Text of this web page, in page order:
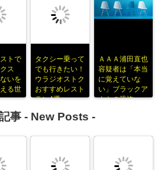
トで
ス
いを
る世
タクシー乗って
でも行きたい！
ウラジオストク
おすすめレスト
ラン4選
ＡＡＡ浦田直也
容疑者は「本当
に覚えていな
い」ブラックア
ウトの恐怖
事 - New Posts -